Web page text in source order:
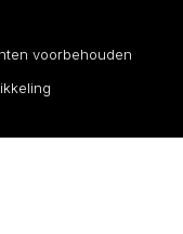
voorbehouden